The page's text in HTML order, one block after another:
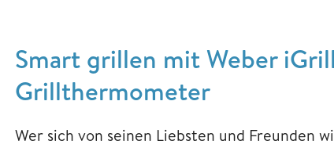
Smart grillen mit Weber
Grillthermometer
Wer sich von seinen Liebsten und